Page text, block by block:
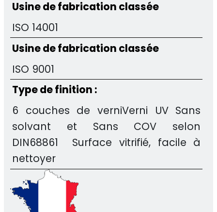
Usine de fabrication classée
ISO 14001
Usine de fabrication classée
ISO 9001
Type de finition :
6 couches de verniVerni UV Sans
solvant et Sans COV selon
DIN68861 Surface vitrifié, facile à
nettoyer